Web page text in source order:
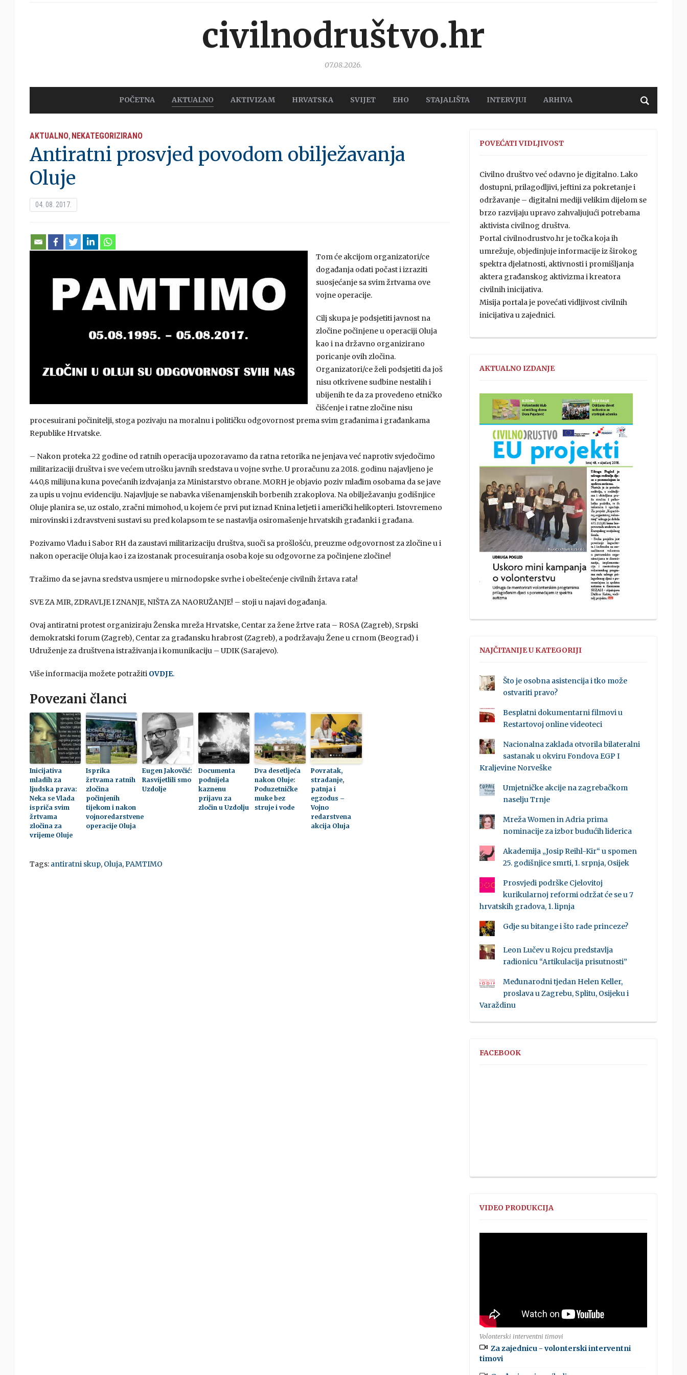
civilnodruštvo.hr
07.08.2026.
POČETNA AKTUALNO AKTIVIZAM HRVATSKA SVIJET EHO STAJALIŠTA INTERVJUI ARHIVA
AKTUALNO, NEKATEGORIZIRANO
Antiratni prosvjed povodom obilježavanja
Oluje
04. 08. 2017.
Tom će akcijom organizatori/ce
događanja odati počast i izraziti
suosjećanje sa svim žrtvama ove
vojne operacije.
Cilj skupa je podsjetiti javnost na
zločine počinjene u operaciji Oluja
kao i na državno organizirano
poricanje ovih zločina.
Organizatori/ce želi podsjetiti da još
nisu otkrivene sudbine nestalih i
ubijenih te da za provedeno etničko
čišćenje i ratne zločine nisu
procesuirani počinitelji, stoga pozivaju na moralnu i političku odgovornost prema svim građanima i građankama
Republike Hrvatske.
– Nakon proteka 22 godine od ratnih operacija upozoravamo da ratna retorika ne jenjava već naprotiv svjedočimo
militarizaciji društva i sve većem utrošku javnih sredstava u vojne svrhe. U proračunu za 2018. godinu najavljeno je
440,8 milijuna kuna povećanih izdvajanja za Ministarstvo obrane. MORH je objavio poziv mlađim osobama da se jave
za upis u vojnu evidenciju. Najavljuje se nabavka višenamjenskih borbenih zrakoplova. Na obilježavanju godišnjice
Oluje planira se, uz ostalo, zračni mimohod, u kojem će prvi put iznad Knina letjeti i američki helikopteri. Istovremeno
mirovinski i zdravstveni sustavi su pred kolapsom te se nastavlja osiromašenje hrvatskih građanki i građana.
Pozivamo Vladu i Sabor RH da zaustavi militarizaciju društva, suoči sa prošlošću, preuzme odgovornost za zločine u i
nakon operacije Oluja kao i za izostanak procesuiranja osoba koje su odgovorne za počinjene zločine!
Tražimo da se javna sredstva usmjere u mirnodopske svrhe i obeštećenje civilnih žrtava rata!
SVE ZA MIR, ZDRAVLJE I ZNANJE, NIŠTA ZA NAORUŽANJE! – stoji u najavi događanja.
Ovaj antiratni protest organiziraju Ženska mreža Hrvatske, Centar za žene žrtve rata – ROSA (Zagreb), Srpski
demokratski forum (Zagreb), Centar za građansku hrabrost (Zagreb), a podržavaju Žene u crnom (Beograd) i
Udruženje za društvena istraživanja i komunikaciju – UDIK (Sarajevo).
Više informacija možete potražiti OVDJE.
Povezani članci
Inicijativa
mladih za
ljudska prava:
Neka se Vlada
ispriča svim
žrtvama
zločina za
vrijeme Oluje
Isprika
žrtvama ratnih
zločina
počinjenih
tijekom i nakon
vojnoredarstvene
operacije Oluja
Eugen Jakovčić:
Rasvijetlili smo
Uzdolje
Documenta
podnijela
kaznenu
prijavu za
zločin u Uzdolju
Dva desetljeća
nakon Oluje:
Poduzetničke
muke bez
struje i vode
Povratak,
stradanje,
patnja i
egzodus –
Vojno
redarstvena
akcija Oluja
Tags: antiratni skup, Oluja,PAMTIMO
POVEĆATI VIDLJIVOST
Civilno društvo već odavno je digitalno. Lako
dostupni, prilagodljivi, jeftini za pokretanje i
održavanje – digitalni mediji velikim dijelom se
brzo razvijaju upravo zahvaljujući potrebama
aktivista civilnog društva.
Portal civilnodrustvo.hr je točka koja ih
umrežuje, objedinjuje informacije iz širokog
spektra djelatnosti, aktivnosti i promišljanja
aktera građanskog aktivizma i kreatora
civilnih inicijativa.
Misija portala je povećati vidljivost civilnih
inicijativa u zajednici.
AKTUALNO IZDANJE
NAJČITANIJE U KATEGORIJI
Što je osobna asistencija i tko može
ostvariti pravo?
Besplatni dokumentarni filmovi u
Restartovoj online videoteci
Nacionalna zaklada otvorila bilateralni
sastanak u okviru Fondova EGP I
Kraljevine Norveške
Umjetničke akcije na zagrebačkom
naselju Trnje
Mreža Women in Adria prima
nominacije za izbor budućih liderica
Akademija „Josip Reihl-Kir“ u spomen
25. godišnjice smrti, 1. srpnja, Osijek
Prosvjedi podrške Cjelovitoj
kurikularnoj reformi održat će se u 7
hrvatskih gradova, 1. lipnja
Gdje su bitange i što rade princeze?
Leon Lučev u Rojcu predstavlja
radionicu “Artikulacija prisutnosti”
Međunarodni tjedan Helen Keller,
proslava u Zagrebu, Splitu, Osijeku i
Varaždinu
FACEBOOK
VIDEO PRODUKCIJA
Volonterski interventni timovi
Za zajednicu - volonterski interventni
timovi